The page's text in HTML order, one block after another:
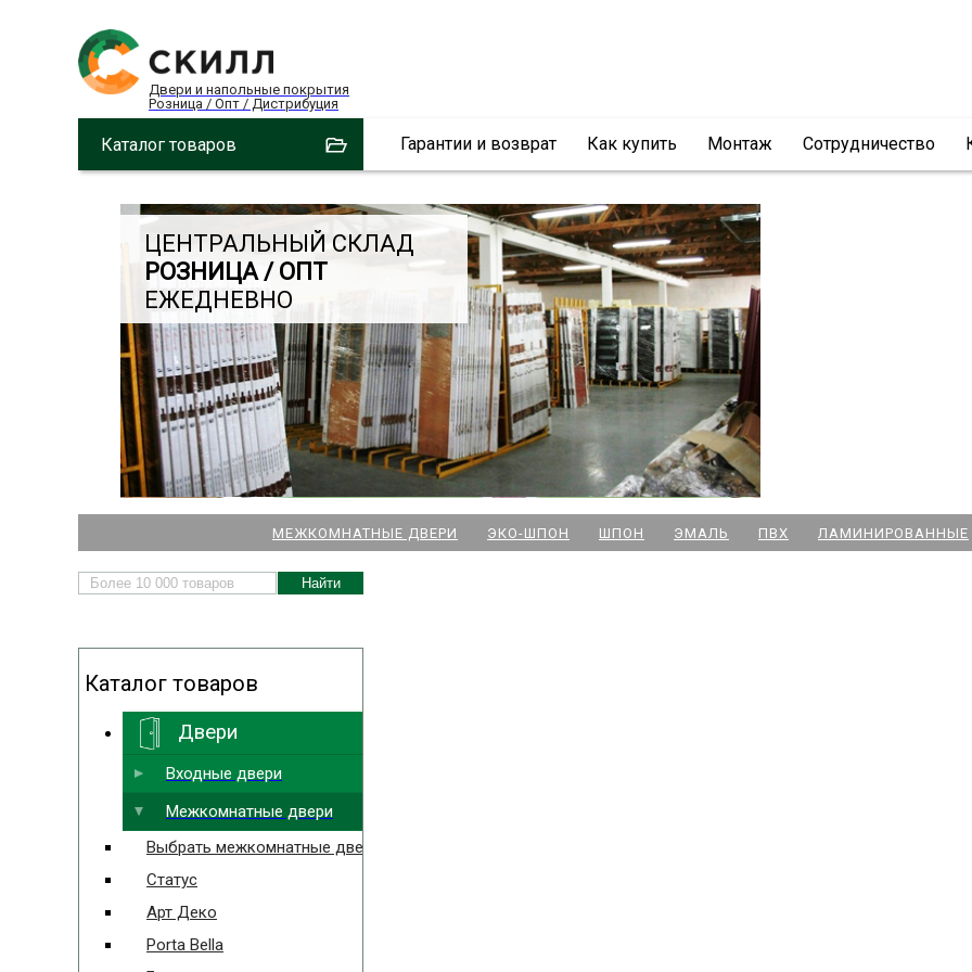
Двери и напольные покрытия
Розница / Опт / Дистрибуция
Каталог товаров Гарантии и возврат Как купить Монтаж Сотрудничество
ЦЕНТРАЛЬНЫЙ СКЛАД
РОЗНИЦА / ОПТ
ЕЖЕДНЕВНО
НАШИ МАГАЗИНЫ
ДВЕРЕЙ И ПАРКЕТА
м. Новочеркасская
м. Парк Победы
Выбрать ближайший
МЕЖКОМНАТНЫЕ ДВЕРИ ЭКО-ШПОН ШПОН ЭМАЛЬ ПВХ ЛАМИНИРОВАННЫЕ
Каталог товаров
Двери
Входные двери
Межкомнатные двери
Выбрать межкомнатные двери
Статус
Арт Деко
Porta Bella